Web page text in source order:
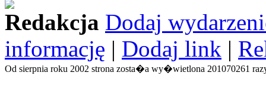
Redakcja Dodaj
informację | Dodaj link |
Od sierpnia roku 2002 strona zosta�a wy�wietlona 201070261